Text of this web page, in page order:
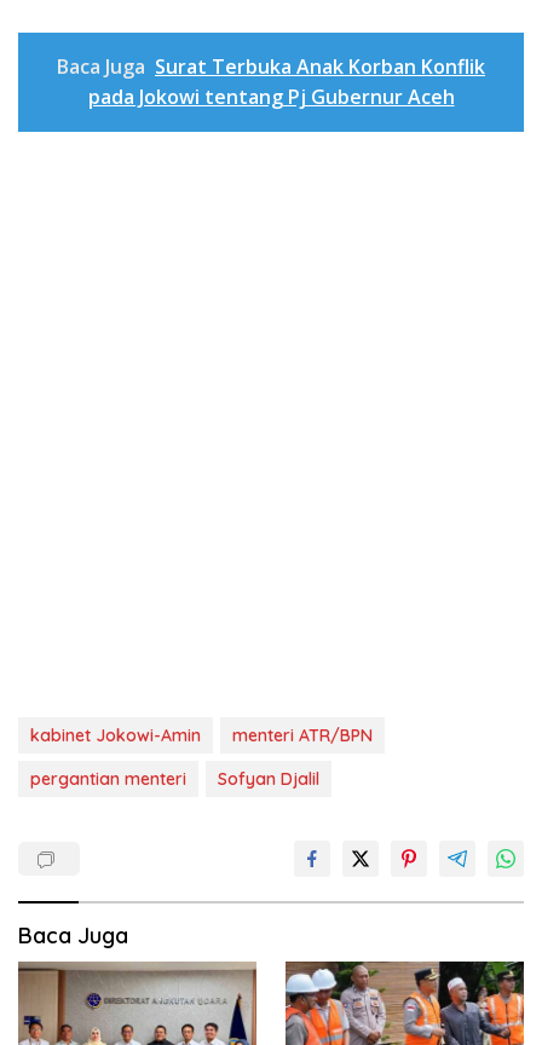
Baca Juga Surat Terbuka Anak Korban Konflik
pada Jokowi tentang Pj Gubernur Aceh
kabinet Jokowi-Amin
menteri ATR/BPN
pergantian menteri
Sofyan Djalil
Baca Juga